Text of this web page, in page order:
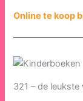
Online te koop
321 – de